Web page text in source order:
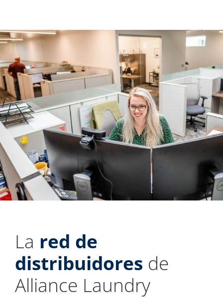
La red de
distribuidores de
Alliance Laundry